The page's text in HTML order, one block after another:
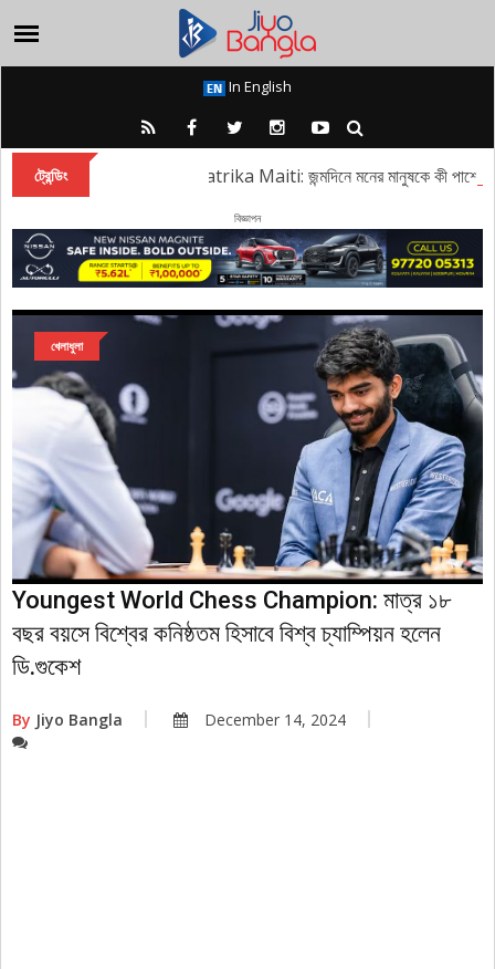
In English
ট্রেন্ডিং Aratrika Maiti: জন্মদিনে মনের মানুষকে কী পাশে পেল
বিজ্ঞাপন
খেলাধুলা
Youngest World Chess Champion: মাত্র ১৮
বছর বয়সে বিশ্বের কনিষ্ঠতম হিসাবে বিশ্ব চ্যাম্পিয়ন হলেন
ডি.গুকেশ
By Jiyo Bangla December 14, 2024